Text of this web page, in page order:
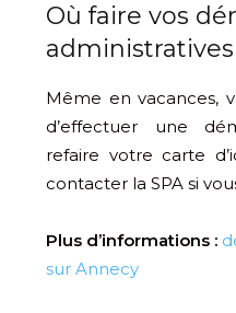
Où faire vos
administratives
Même en vacances,
d’effectuer une
refaire votre carte
contacter la SPA si
Plus d’informations :
sur Annecy